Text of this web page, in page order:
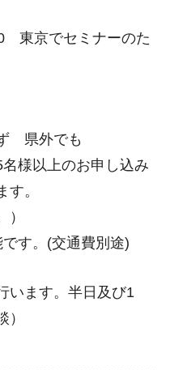
東京でセミナーのた
県外でも
様以上のお申し込み
。
）
す。(交通費別途)
います。半日及び1